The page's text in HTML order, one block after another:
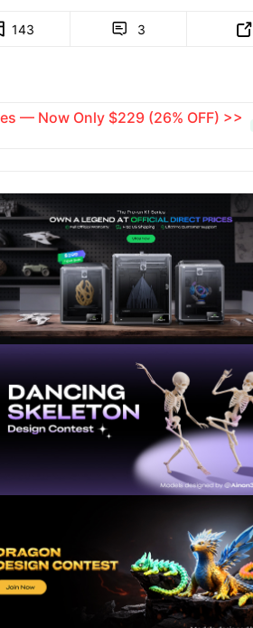
143  3 
— Now Only $229 (26% OFF) >>